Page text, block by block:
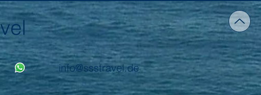
info@ssstravel.de